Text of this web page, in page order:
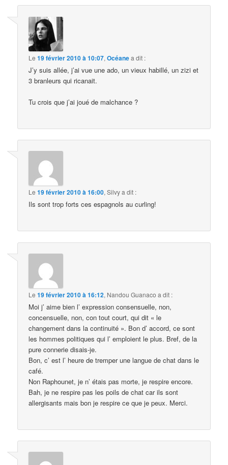
Le19 février 2010 à 10:07,Océanea dit :
J’y suis allée, j’ai vue une ado, un vieux habillé, un zizi et
3 branleurs qui ricanait.
Tu crois que j’ai joué de malchance ?
Le19 février 2010 à 16:00,Silvya dit :
Ils sont trop forts ces espagnols au curling!
Le19 février 2010 à 16:12, Nandou Guanaco a dit :
Moi j’ aime bien l’ expression consensuelle, non,
concensuelle, non, con tout court, qui dit « le
changement dans la continuité ». Bon d’ accord, ce sont
les hommes politiques qui l’ emploient le plus. Bref, de la
pure connerie disais-je.
Bon, c’ est l’ heure de tremper une langue de chat dans le
café.
Non Raphounet, je n’ étais pas morte, je respire encore.
Bah, je ne respire pas les poils de chat car ils sont
allergisants mais bon je respire ce que je peux. Merci.